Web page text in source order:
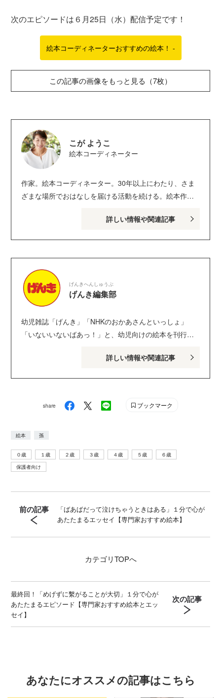
次のエピソードは６月25日（水）配信予定です！
絵本コーディネーターおすすめの絵本！ -
この記事の画像をもっと見る（7枚）
こが ようこ
絵本コーディネーター
作家。絵本コーディネーター。30年以上にわたり、さま
ざまな場所でおはなしを届ける活動を続ける。絵本作品
社）、『どーこかな？』『なんのおと？』（瑞雲舎）、
書店）、「語りかけ絵本」シリーズ（大日本図書）、
「わらべうたでひろがるあかちゃん絵本」シリーズ
（絵・降矢なな／童心社）などがある。げんきで「ここ
ろを育てる絵本１・２の３」を連載。
詳しい情報や関連記事
げんきへんしゅうぶ
げんき編集部
幼児雑誌「げんき」「NHKのおかあさんといっしょ」
「いないいないばあっ！」と、幼児向けの絵本を刊行し
のお子さんがいるパパ・ママを中心に、おもしろくて役
詳しい情報や関連記事
share ブックマーク
絵本 孫
０歳 １歳 ２歳 ３歳 ４歳 ５歳
６歳
保護者向け
前の記事
「ばあばだって泣けちゃうときはある」１分で心が
あたたまるエッセイ【専門家おすすめ絵本】
カテゴリTOPへ
最終回！「めげずに繫がることが大切」１分で心が
あたたまるエピソード【専門家おすすめ絵本とエッ
セイ】
次の記事
あなたにオススメの記事はこちら